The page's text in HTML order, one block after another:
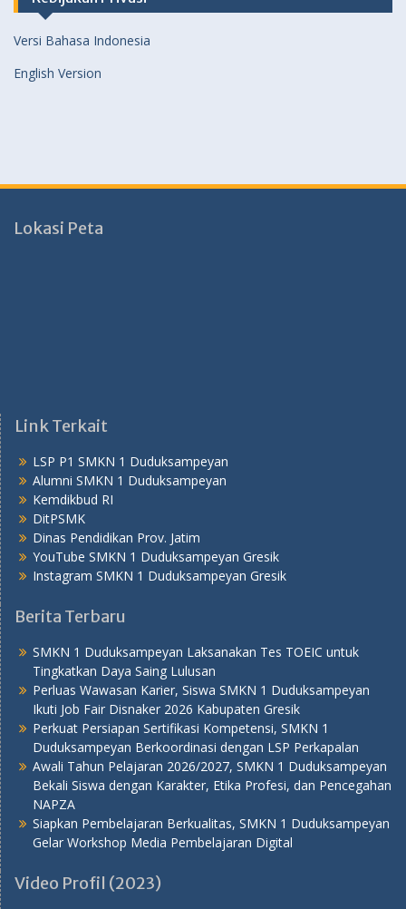
Versi Bahasa Indonesia
English Version
Lokasi Peta
Link Terkait
LSP P1 SMKN 1 Duduksampeyan
Alumni SMKN 1 Duduksampeyan
Kemdikbud RI
DitPSMK
Dinas Pendidikan Prov. Jatim
YouTube SMKN 1 Duduksampeyan Gresik
Instagram SMKN 1 Duduksampeyan Gresik
Berita Terbaru
SMKN 1 Duduksampeyan Laksanakan Tes TOEIC untuk
Tingkatkan Daya Saing Lulusan
Perluas Wawasan Karier, Siswa SMKN 1 Duduksampeyan
Ikuti Job Fair Disnaker 2026 Kabupaten Gresik
Perkuat Persiapan Sertifikasi Kompetensi, SMKN 1
Duduksampeyan Berkoordinasi dengan LSP Perkapalan
Awali Tahun Pelajaran 2026/2027, SMKN 1 Duduksampeyan
Bekali Siswa dengan Karakter, Etika Profesi, dan Pencegahan
NAPZA
Siapkan Pembelajaran Berkualitas, SMKN 1 Duduksampeyan
Gelar Workshop Media Pembelajaran Digital
Video Profil (2023)